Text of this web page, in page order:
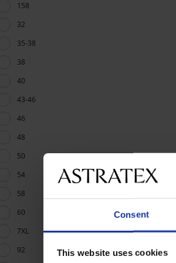
Consent
This website uses cookies
158
32
35-38
38
40
43-46
46
48
50
54
58
60
7XL
92